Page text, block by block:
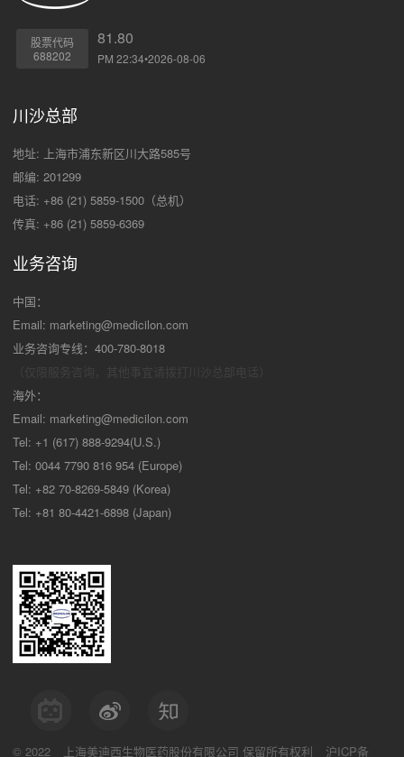
股票代码
688202
81.80
PM 22:34•2026-08-06
川沙总部
地址: 上海市浦东新区川大路585号
邮编: 201299
电话: +86 (21) 5859-1500（总机）
传真: +86 (21) 5859-6369
业务咨询
中国：
Email: marketing@medicilon.com
业务咨询专线：400-780-8018
海外：
Email: marketing@medicilon.com
Tel: +1 (617) 888-9294(U.S.)
Tel: 0044 7790 816 954 (Europe)
Tel: +82 70-8269-5849 (Korea)
Tel: +81 80-4421-6898 (Japan)
© 2022 上海美迪西生物医药股份有限公司 保留所有权利 沪ICP备